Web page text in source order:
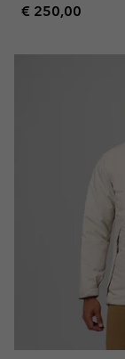
Regular price:
€ 250,00